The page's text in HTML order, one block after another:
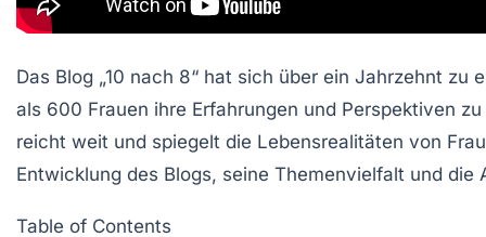
Das Blog „10 nach 8“ hat sich über ein Jahrzehnt
als 600 Frauen ihre Erfahrungen und Perspektiven
reicht weit und spiegelt die Lebensrealitäten von
Entwicklung des Blogs, seine Themenvielfalt und
Table of Contents